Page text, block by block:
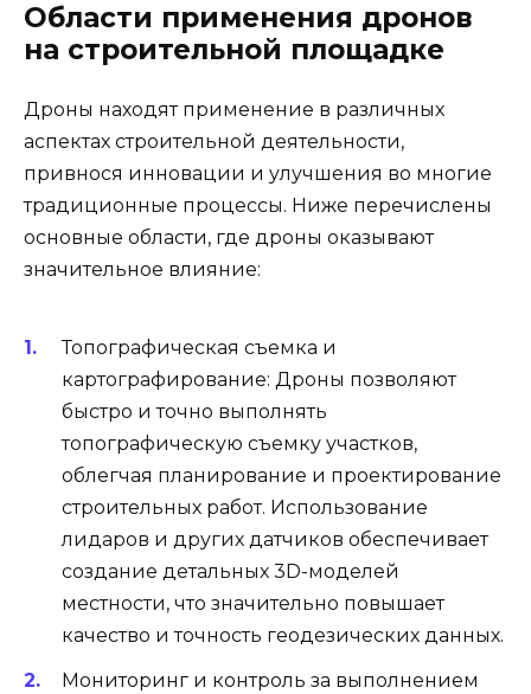
Области применения дронов
на строительной площадке
Дроны находят применение в различных
аспектах строительной деятельности,
привнося инновации и улучшения во многие
традиционные процессы. Ниже перечислены
основные области, где дроны оказывают
значительное влияние:
Топографическая съемка и
картографирование: Дроны позволяют
быстро и точно выполнять
топографическую съемку участков,
облегчая планирование и проектирование
строительных работ. Использование
лидаров и других датчиков обеспечивает
создание детальных 3D-моделей
местности, что значительно повышает
качество и точность геодезических данных.
Мониторинг и контроль за выполнением